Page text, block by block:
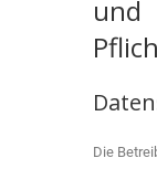
und
Die